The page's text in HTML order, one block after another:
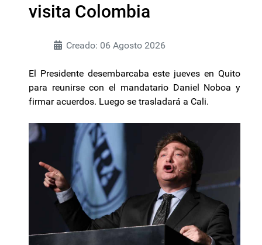
visita Colombia
Creado: 06 Agosto 2026
El Presidente desembarcaba este jueves en Quito
para reunirse con el mandatario Daniel Noboa y
firmar acuerdos. Luego se trasladará a Cali.